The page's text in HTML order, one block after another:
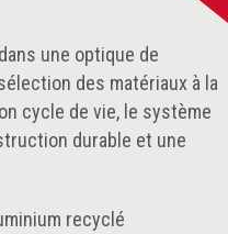
une optique de
des matériaux à la
cycle de vie, le système
durable et une
recyclé